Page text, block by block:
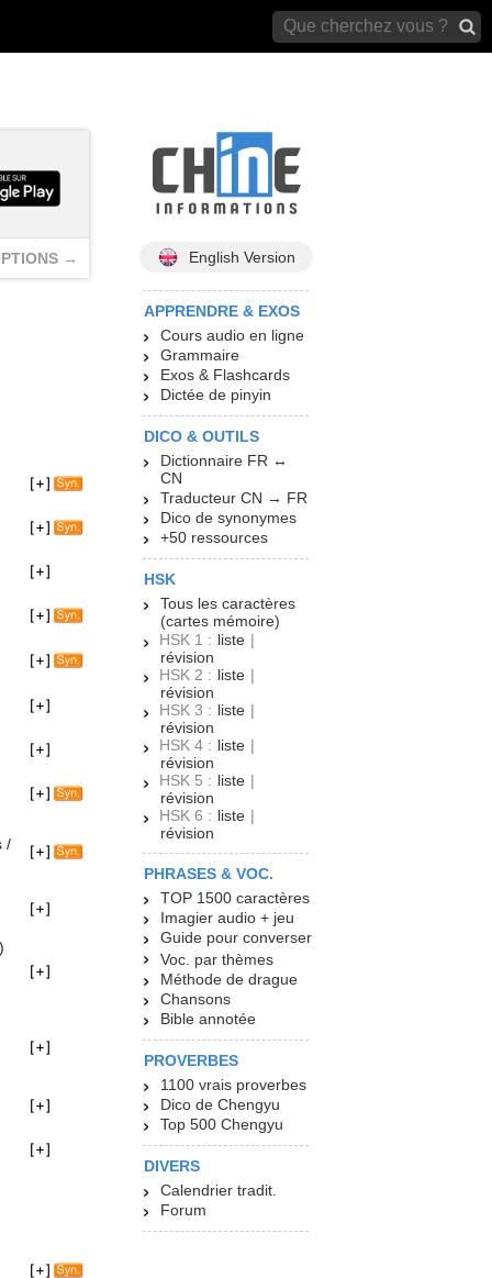
→
/
English Version
APPRENDRE & EXOS
Cours audio en ligne
Grammaire
Exos & Flashcards
Dictée de pinyin
DICO & OUTILS
Dictionnaire FR ↔
CN
Traducteur CN → FR
Dico de synonymes
+50 ressources
HSK
Tous les caractères
(cartes mémoire)
HSK 1 : liste |
révision
HSK 2 : liste |
révision
HSK 3 : liste |
révision
HSK 4 : liste |
révision
HSK 5 : liste |
révision
HSK 6 : liste |
révision
PHRASES & VOC.
TOP 1500 caractères
Imagier audio + jeu
Guide pour converser
Voc. par thèmes
Méthode de drague
Chansons
Bible annotée
PROVERBES
1100 vrais proverbes
Dico de Chengyu
Top 500 Chengyu
DIVERS
Calendrier tradit.
Forum